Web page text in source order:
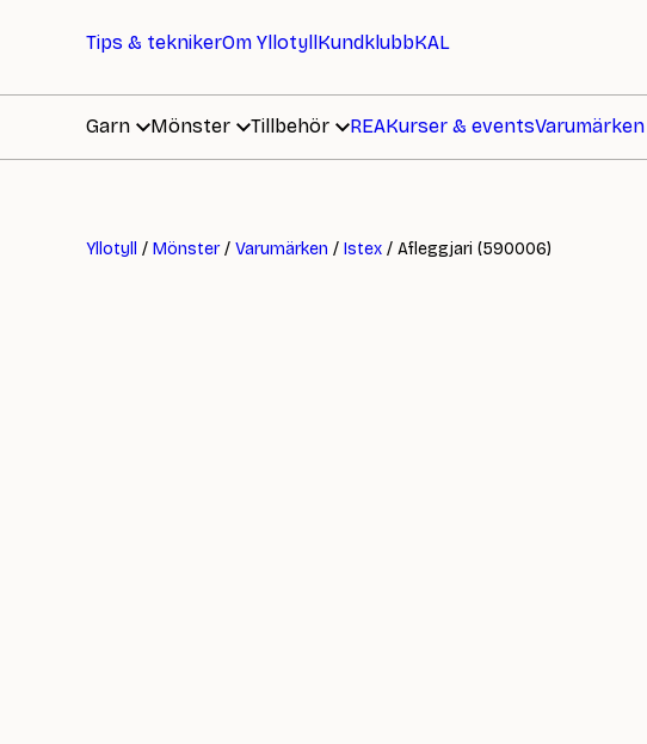
Tips & teknikerOm Yllotyll KundklubbKAL
Garn
Mönster Tillbehör REAKurser & eventsVarumärken
Yllotyll / Mönster/ Varumärken / Istex / Afleggjari (590006)